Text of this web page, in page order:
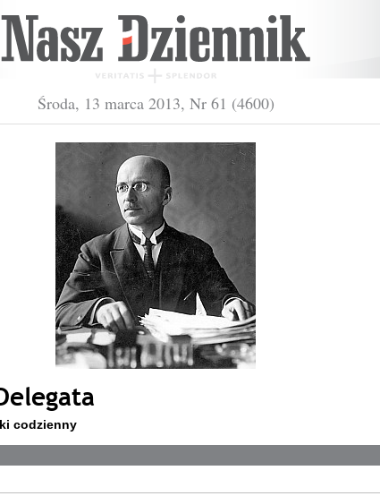
Środa, 13 marca 2013, Nr 61 (4600)
codzienny